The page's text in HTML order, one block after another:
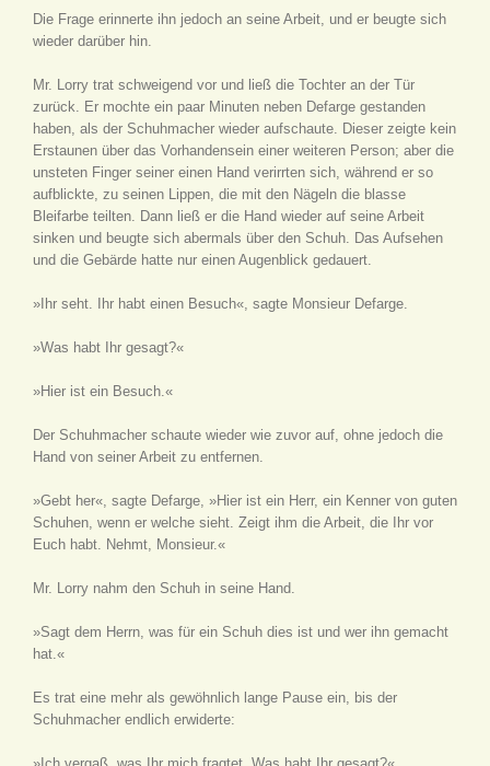
Die Frage erinnerte ihn jedoch an seine Arbeit, und er beugte sich
wieder darüber hin.
Mr. Lorry trat schweigend vor und ließ die Tochter an der Tür
zurück. Er mochte ein paar Minuten neben Defarge gestanden
haben, als der Schuhmacher wieder aufschaute. Dieser zeigte kein
Erstaunen über das Vorhandensein einer weiteren Person; aber die
unsteten Finger seiner einen Hand verirrten sich, während er so
aufblickte, zu seinen Lippen, die mit den Nägeln die blasse
Bleifarbe teilten. Dann ließ er die Hand wieder auf seine Arbeit
sinken und beugte sich abermals über den Schuh. Das Aufsehen
und die Gebärde hatte nur einen Augenblick gedauert.
»Ihr seht. Ihr habt einen Besuch«, sagte Monsieur Defarge.
»Was habt Ihr gesagt?«
»Hier ist ein Besuch.«
Der Schuhmacher schaute wieder wie zuvor auf, ohne jedoch die
Hand von seiner Arbeit zu entfernen.
»Gebt her«, sagte Defarge, »Hier ist ein Herr, ein Kenner von guten
Schuhen, wenn er welche sieht. Zeigt ihm die Arbeit, die Ihr vor
Euch habt. Nehmt, Monsieur.«
Mr. Lorry nahm den Schuh in seine Hand.
»Sagt dem Herrn, was für ein Schuh dies ist und wer ihn gemacht
hat.«
Es trat eine mehr als gewöhnlich lange Pause ein, bis der
Schuhmacher endlich erwiderte: